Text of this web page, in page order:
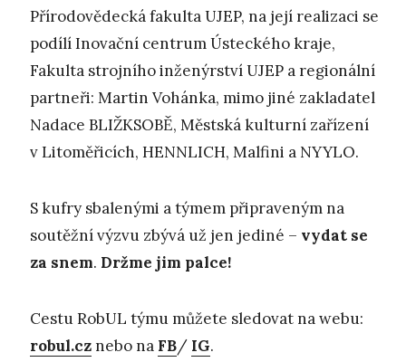
Přírodovědecká fakulta UJEP, na její realizaci se
podílí Inovační centrum Ústeckého kraje,
Fakulta strojního inženýrství UJEP a regionální
partneři: Martin Vohánka, mimo jiné zakladatel
Nadace BLIŽKSOBĚ, Městská kulturní zařízení
v Litoměřicích, HENNLICH, Malfini a NYYLO.
S kufry sbalenými a týmem připraveným na
soutěžní výzvu zbývá už jen jediné – vydat se
za snem. Držme jim palce!
Cestu RobUL týmu můžete sledovat na webu:
robul.cznebo na FB/ IG.